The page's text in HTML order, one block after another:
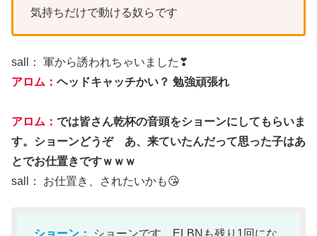
気持ちだけで動ける奴らです
sall： 軍から誘われちゃいました❣
アロム： ヘッドキャッチかい？ 勉強頑張れ
アロム： では皆さん乾杯の音頭をショーンにしてもらいま
す。ショーンどうぞ あ、来ていたんだって思った子はあ
とでお仕置きですｗｗｗ
sall： お仕置き、されたいかも😘